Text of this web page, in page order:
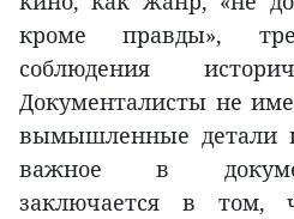
кроме правды»,
соблюдения
Документалисты не
вымышленные детали
важное в
заключается в